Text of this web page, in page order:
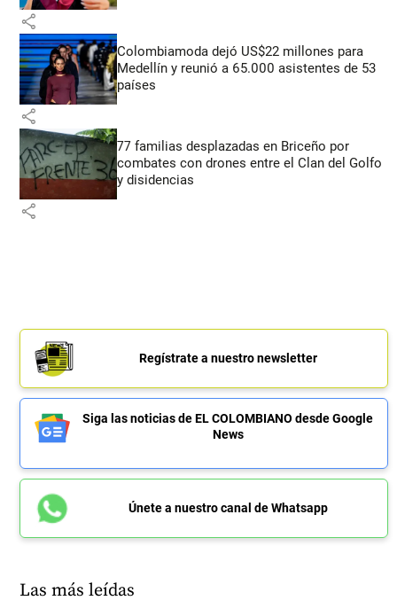
share
Colombiamoda dejó US$22 millones para
Medellín y reunió a 65.000 asistentes de 53
países
share
77 familias desplazadas en Briceño por
combates con drones entre el Clan del Golfo
y disidencias
share
Regístrate a nuestro newsletter
Siga las noticias de EL COLOMBIANO desde Google
News
Únete a nuestro canal de Whatsapp
Las más leídas